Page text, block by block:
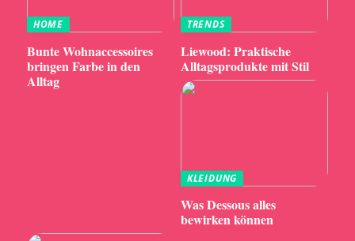
HOME
Bunte Wohnaccessoires
bringen Farbe in den
Alltag
TRENDS
Liewood: Praktische
Alltagsprodukte mit Stil
KLEIDUNG
Was Dessous alles
bewirken können